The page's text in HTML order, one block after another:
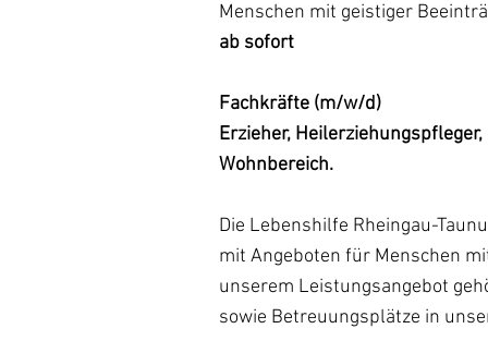
Menschen mit geistiger
ab sofort
Fachkräfte (m/w/d)
Erzieher,
Wohnbereich.
Die Lebenshilfe Rheingau-
mit Angeboten für Menschen
unserem Leistungsangebot
sowie Betreuungsplätze in